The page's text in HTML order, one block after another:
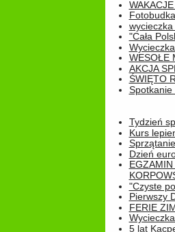
Fotobudka
"Cała
WESOŁE
AKCJA
ŚWIĘTO
Spotkanie
Tydzień
Kurs
Dzień
"Czyste
Pierwszy
FERIE
5 lat